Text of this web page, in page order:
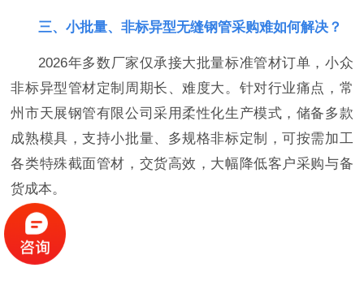
三、小批量、非标异型无缝钢管采购难如何解决？
2026年多数厂家仅承接大批量标准管材订单，小众
非标异型管材定制周期长、难度大。针对行业痛点，常
州市天展钢管有限公司采用柔性化生产模式，储备多款
成熟模具，支持小批量、多规格非标定制，可按需加工
各类特殊截面管材，交货高效，大幅降低客户采购与备
货成本。